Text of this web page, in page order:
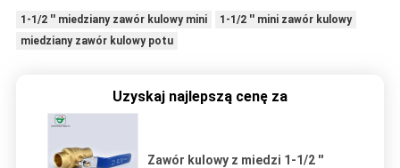
1-1/2 '' miedziany zawór kulowy mini
1-1/2 '' mini zawór kulowy
miedziany zawór kulowy potu
Uzyskaj najlepszą cenę za
Zawór kulowy z miedzi 1-1/2 ''